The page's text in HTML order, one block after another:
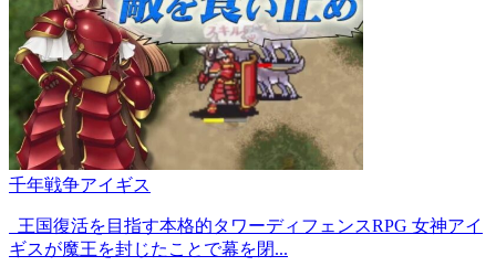
千年戦争アイギス
王国復活を目指す本格的タワーディフェンスRPG 女神アイ
ギスが魔王を封じたことで幕を閉...